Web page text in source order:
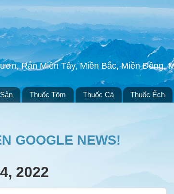
Rắn Miền Tây, Miền Bắc, Miền Đông,
Thuốc Tôm Thuốc Cá Thuốc Ếch
GOOGLE NEWS!
2022